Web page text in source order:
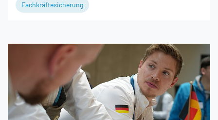
Fachkräftesicherung